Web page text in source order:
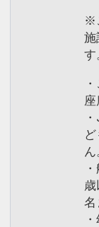
※
施
す
座
ん
名